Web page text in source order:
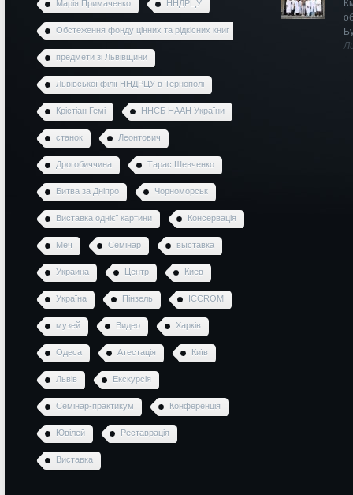
Марія Примаченко ННДРЦУ
Обстеження фонду цінних та рідкісних книг
предмети зі Львівщини
Львівської філії ННДРЦУ в Тернополі
Крістіан Гемі ННСБ НААН України
станок Леонтович
Дрогобиччина Тарас Шевченко
Битва за Дніпро Чорноморськ
Виставка однієї картини Консервація
Меч Семінар выставка
Украина Центр Киев
Україна Пінзель ICCROM
музей Видео Харків
Одеса Атестація Київ
Львів Екскурсія
Семінар-практикум Конференція
Ювілей Реставрація
Виставка